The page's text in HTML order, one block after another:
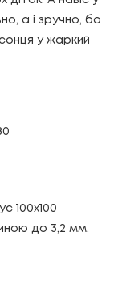
а і зручно, бо
у жаркий
100х100
до 3,2 мм.